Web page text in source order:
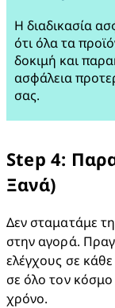
Η διαδικασία
ότι όλα τα
δοκιμή και
ασφάλεια
σας.
Step 4:
Ξανά)
Δεν σταματάμε
στην αγορά.
ελέγχους σε
σε όλο τον
χρόνο.